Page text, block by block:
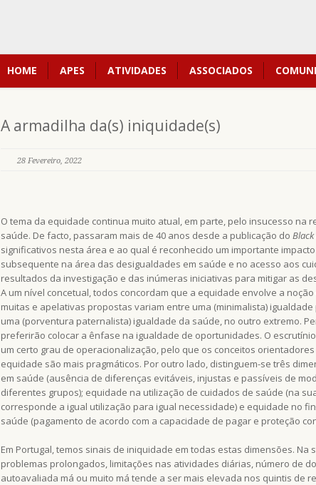
HOME APES ATIVIDADES ASSOCIADOS
A armadilha da(s) iniquidade(s)
28 Fevereiro, 2022
O tema da equidade continua muito atual, em parte, pelo insucesso na
saúde. De facto, passaram mais de 40 anos desde a publicação do
significativos nesta área e ao qual é reconhecido um importante
subsequente na área das desigualdades em saúde e no acesso aos
resultados da investigação e das inúmeras iniciativas para mitigar as
A um nível concetual, todos concordam que a equidade envolve a
muitas e apelativas propostas variam entre uma (minimalista)
uma (porventura paternalista) igualdade da saúde, no outro extremo.
preferirão colocar a ênfase na igualdade de oportunidades. O
um certo grau de operacionalização, pelo que os conceitos
equidade são mais pragmáticos. Por outro lado, distinguem-se três
em saúde (ausência de diferenças evitáveis, injustas e passíveis de
diferentes grupos); equidade na utilização de cuidados de saúde (na
corresponde a igual utilização para igual necessidade) e equidade no
saúde (pagamento de acordo com a capacidade de pagar e proteção
Em Portugal, temos sinais de iniquidade em todas estas dimensões. Na
problemas prolongados, limitações nas atividades diárias, número de
autoavaliada má ou muito má tende a ser mais elevada nos quintis de